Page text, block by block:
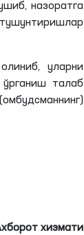
назоратга
уларни
талаб
хизмати